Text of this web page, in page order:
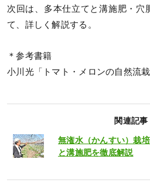
次回は、多本仕立てと溝施肥・穴
て、詳しく解説する。
＊参考書籍
小川光「トマト・メロンの自然流
関連記事
無潅水（かんすい）栽
と溝施肥を徹底解説